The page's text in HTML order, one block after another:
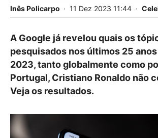
Inês Policarpo 11 Dez 2023 11:44
A Google já revelou quais os
pesquisados nos últimos 25
2023, tanto globalmente como
Portugal, Cristiano Ronaldo não
Veja os resultados.